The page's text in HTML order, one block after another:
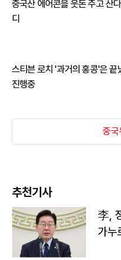
중국산 에어콘을 웃돈 주고 산
디
스티븐 로치 '과거의 홍콩'은
진행중
중국
추천기사
李,
가누